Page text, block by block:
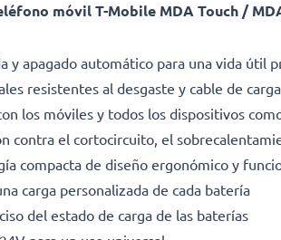
móvil T-Mobile MDA Touch /
y apagado automático para una vida útil
resistentes al desgaste y cable de
los móviles y todos los dispositivos
contra el cortocircuito, el
compacta de diseño ergonómico y
carga personalizada de cada batería
del estado de carga de las baterías